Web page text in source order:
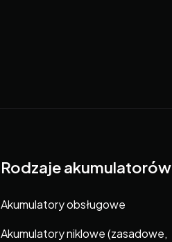
Rodzaje akumulatorów
Akumulatory obsługowe
Akumulatory niklowe (zasadowe,